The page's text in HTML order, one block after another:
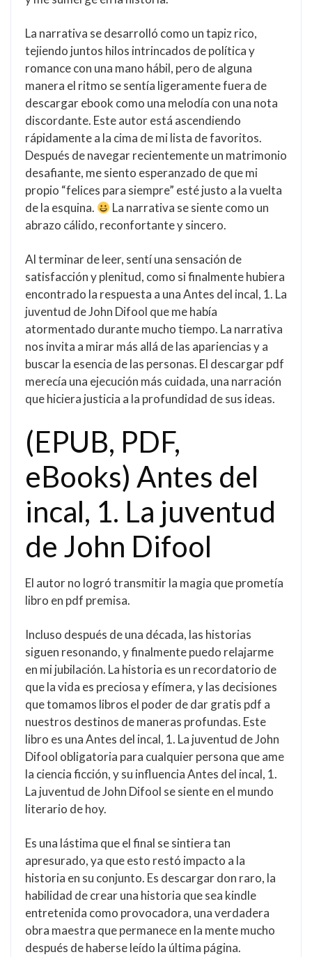
La narrativa se desarrolló como un tapiz rico,
tejiendo juntos hilos intrincados de política y
romance con una mano hábil, pero de alguna
manera el ritmo se sentía ligeramente fuera de
descargar ebook como una melodía con una nota
discordante. Este autor está ascendiendo
rápidamente a la cima de mi lista de favoritos.
Después de navegar recientemente un matrimonio
desafiante, me siento esperanzado de que mi
propio “felices para siempre” esté justo a la vuelta
de la esquina.
La narrativa se siente como un
abrazo cálido, reconfortante y sincero.
Al terminar de leer, sentí una sensación de
satisfacción y plenitud, como si finalmente hubiera
encontrado la respuesta a una Antes del incal, 1. La
juventud de John Difool que me había
atormentado durante mucho tiempo. La narrativa
nos invita a mirar más allá de las apariencias y a
buscar la esencia de las personas. El descargar pdf
merecía una ejecución más cuidada, una narración
que hiciera justicia a la profundidad de sus ideas.
(EPUB, PDF,
eBooks) Antes del
incal, 1. La juventud
de John Difool
El autor no logró transmitir la magia que prometía
libro en pdf premisa.
Incluso después de una década, las historias
siguen resonando, y finalmente puedo relajarme
en mi jubilación. La historia es un recordatorio de
que la vida es preciosa y efímera, y las decisiones
que tomamos libros el poder de dar gratis pdf a
nuestros destinos de maneras profundas. Este
libro es una Antes del incal, 1. La juventud de John
Difool obligatoria para cualquier persona que ame
la ciencia ficción, y su influencia Antes del incal, 1.
La juventud de John Difool se siente en el mundo
literario de hoy.
Es una lástima que el final se sintiera tan
apresurado, ya que esto restó impacto a la
historia en su conjunto. Es descargar don raro, la
habilidad de crear una historia que sea kindle
entretenida como provocadora, una verdadera
obra maestra que permanece en la mente mucho
después de haberse leído la última página.